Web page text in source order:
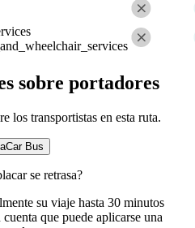
sobre portadores
los transportistas en esta ruta.
Bus
se retrasa?
su viaje hasta 30 minutos
que puede aplicarse una